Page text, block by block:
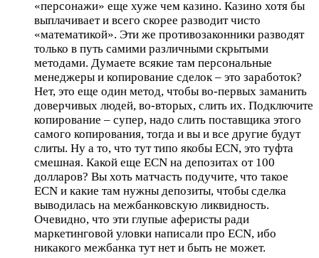
«персонажи» еще хуже чем казино. Казино хотя бы
выплачивает и всего скорее разводит чисто
«математикой». Эти же противозаконники разводят
только в путь самими различными скрытыми
методами. Думаете всякие там персональные
менеджеры и копирование сделок – это заработок?
Нет, это еще один метод, чтобы во-первых заманить
доверчивых людей, во-вторых, слить их. Подключите
копирование – супер, надо слить поставщика этого
самого копирования, тогда и вы и все другие будут
слиты. Ну а то, что тут типо якобы ECN, это туфта
смешная. Какой еще ECN на депозитах от 100
долларов? Вы хоть матчасть подучите, что такое
ECN и какие там нужны депозиты, чтобы сделка
выводилась на межбанковскую ликвидность.
Очевидно, что эти глупые аферисты ради
маркетинговой уловки написали про ECN, ибо
никакого межбанка тут нет и быть не может.